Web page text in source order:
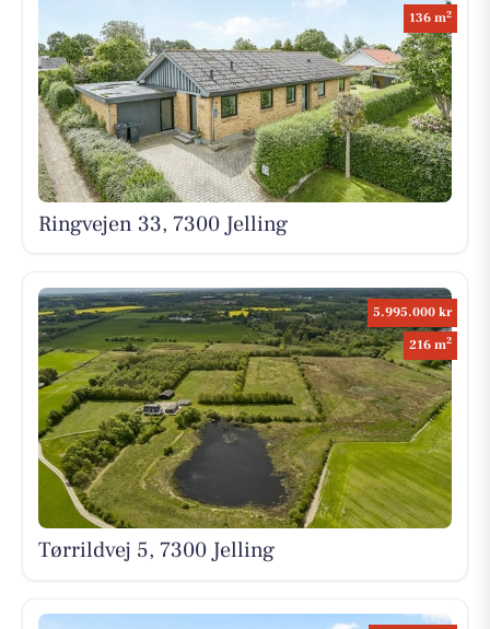
136 m2
Ringvejen 33, 7300 Jelling
5.995.000 kr
216 m2
Tørrildvej 5, 7300 Jelling